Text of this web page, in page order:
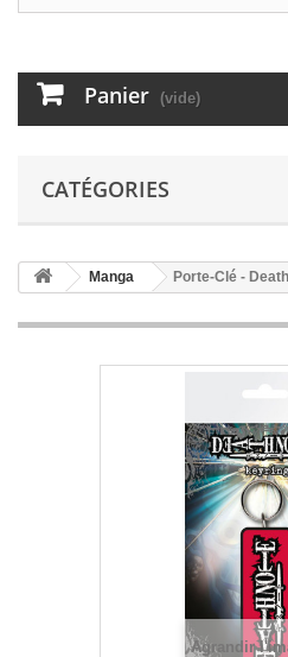
Panier (vide)
CATÉGORIES
Manga Porte-Clé -
Agrandir